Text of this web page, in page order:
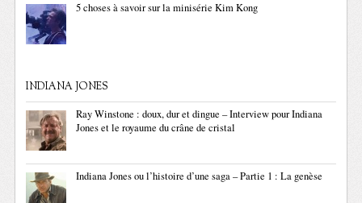
5 choses à savoir sur la minisérie Kim Kong
INDIANA JONES
Ray Winstone : doux, dur et dingue – Interview pour Indiana
Jones et le royaume du crâne de cristal
Indiana Jones ou l’histoire d’une saga – Partie 1 : La genèse